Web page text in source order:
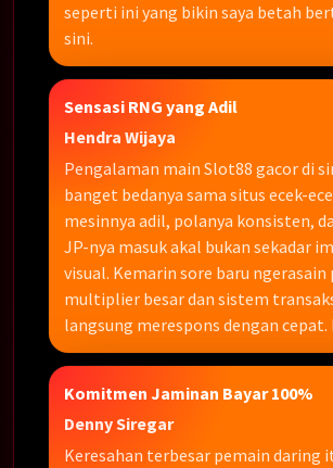
seperti ini yang bikin saya betah
sini.
Sensasi RNG yang Adil
Hendra Wijaya
Pengalaman main Slot88 gacor di
banget bedanya sama situs ecek-
mesinnya adil, polanya konsisten,
JP-nya masuk akal bukan sekadar
visual. Kemarin sore baru ngerasain
multiplier besar dan sistem
langsung merespons dengan cepat.
Komitmen Jaminan Bayar 100%
Denny Siregar
Keresahan terbesar pemain daring